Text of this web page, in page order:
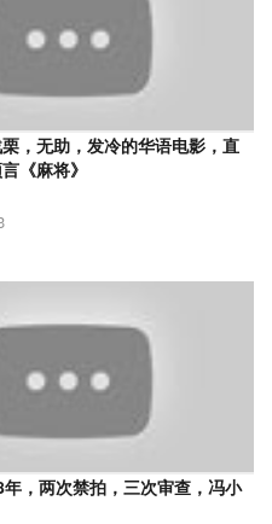
栗，无助，发冷的华语电影，直
《麻将》
年，两次禁拍，三次审查，冯小